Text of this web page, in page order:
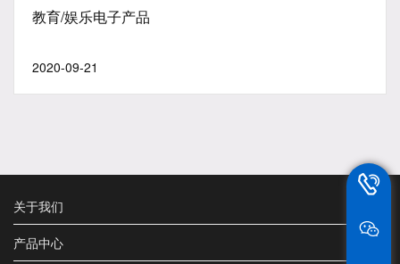
教育/娱乐电子产品
2020-09-21
关于我们
产品中心